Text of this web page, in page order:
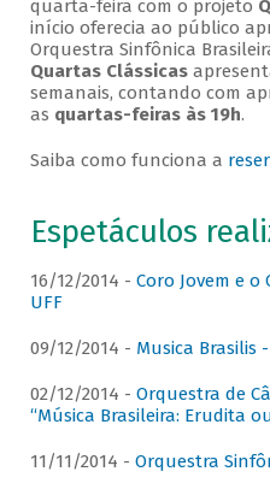
quarta-feira com o projeto
início oferecia ao público
Orquestra Sinfônica
Quartas Clássicas
semanais, contando com
as quartas-feiras às 19h.
Saiba como funciona a
Espetáculos
16/12/2014 - Coro Jovem e
UFF
09/12/2014 - Musica Brasilis
02/12/2014 - Orquestra de
“Música Brasileira: Erudita
11/11/2014 - Orquestra